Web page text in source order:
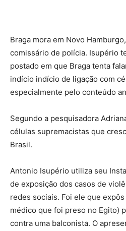
Braga mora em Novo
comissário de polícia. Isupério
postado em que Braga tenta
indício indício de ligação com
especialmente pelo conteúdo
Segundo a pesquisadora
células supremacistas que
Brasil.
Antonio Isupério utiliza seu
de exposição dos casos de
redes sociais. Foi ele que
médico que foi preso no Egito)
contra uma balconista. O